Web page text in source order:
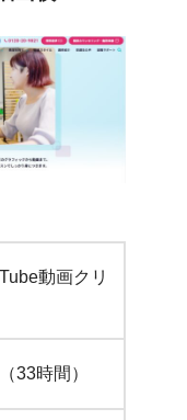
動画クリ
33時間）